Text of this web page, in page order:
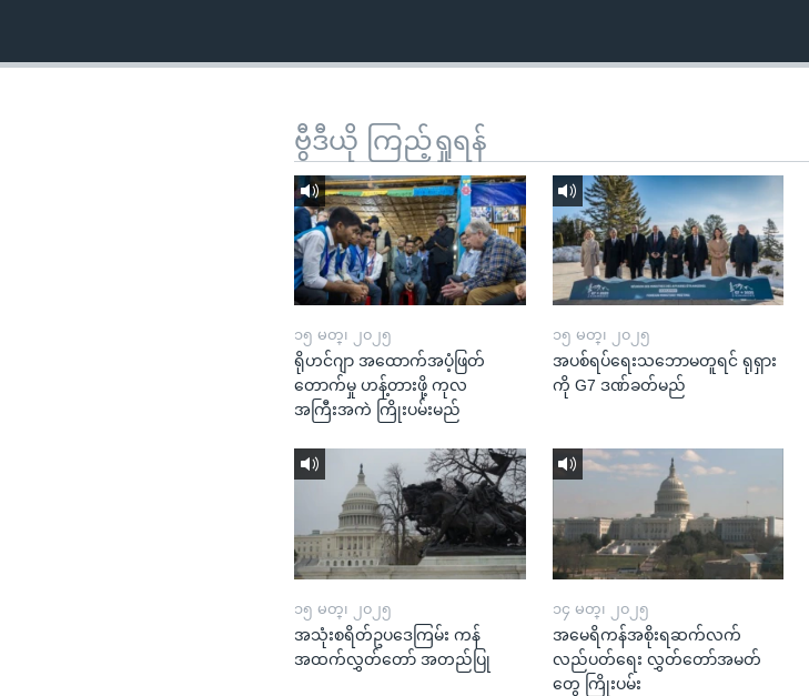
ဗွီဒီယို ကြည့်ရှုရန်
၁၅ မတ္၊ ၂၀၂၅
ရိုဟင်ဂျာ အထောက်အပံ့ဖြတ်
တောက်မှု ဟန့်တားဖို့ ကုလ
အကြီးအကဲ ကြိုးပမ်းမည်
၁၅ မတ္၊ ၂၀၂၅
အပစ်ရပ်ရေးသဘောမတူရင် ရုရှား
ကို G7 ဒဏ်ခတ်မည်
၁၅ မတ္၊ ၂၀၂၅
အသုံးစရိတ်ဥပဒေကြမ်း ကန်
အထက်လွှတ်တော် အတည်ပြု
၁၄ မတ္၊ ၂၀၂၅
အမေရိကန်အစိုးရဆက်လက်
လည်ပတ်ရေး လွှတ်တော်အမတ်
တွေ ကြိုးပမ်း